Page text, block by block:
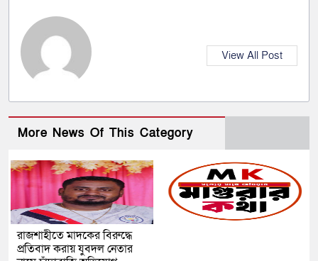
View All Post
More News Of This Category
রাজশাহীতে মাদকের বিরুদ্ধে
প্রতিবাদ করায় যুবদল নেতার